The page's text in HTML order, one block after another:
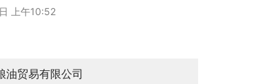
上午10:52
油贸易有限公司